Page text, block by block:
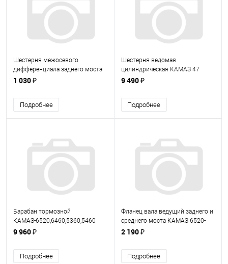
Шестерня межосевого
дифференциала заднего моста
КАМАЗ (532122506126)
1 030 ₽
Подробнее
Шестерня ведомая
цилиндрическая КАМАЗ 47
зубьев 5320-2402120-40
9 490 ₽
Подробнее
Барабан тормозной
КАМАЗ-6520,6460,5360,5460
(65203501070)
9 960 ₽
Подробнее
Фланец вала ведущий заднего и
среднего моста КАМАЗ 6520-
2502036 (65202502036)
2 190 ₽
Подробнее